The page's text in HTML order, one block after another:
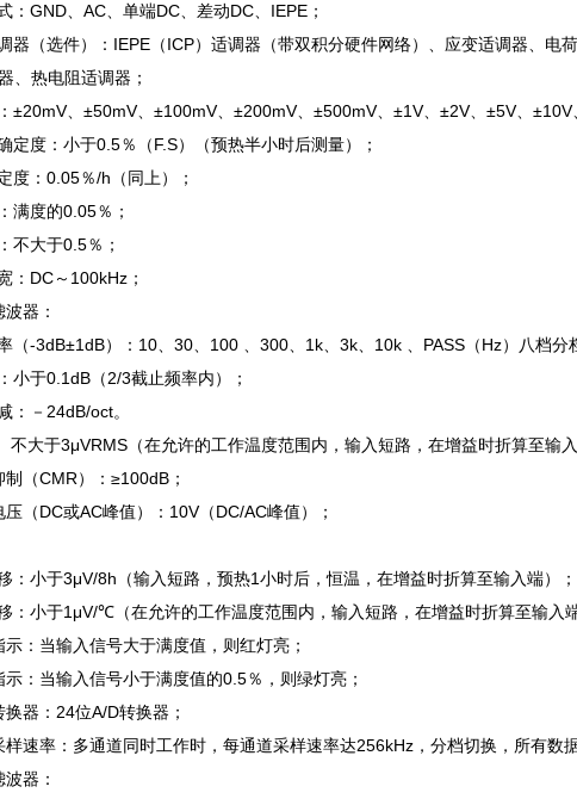
：GND、AC、单端DC、差动DC、IEPE；
器（选件）：IEPE（ICP）适调器（带双积分硬件网络）、应变适调器、电
、热电阻适调器；
±20mV、±50mV、±100mV、±200mV、±500mV、±1V、±2V、±5V、±10V
定度：小于0.5％（F.S）（预热半小时后测量）；
度：0.05％/h（同上）；
满度的0.05％；
不大于0.5％；
：DC～100kHz；
器：
（-3dB±1dB）：10、30、100 、300、1k、3k、10k 、PASS（Hz）八档分
小于0.1dB（2/3截止频率内）；
：－24dB/oct。
不大于3μVRMS（在允许的工作温度范围内，输入短路，在增益时折算至输入
（CMR）：≥100dB；
（DC或AC峰值）：10V（DC/AC峰值）；
：小于3μV/8h（输入短路，预热1小时后，恒温，在增益时折算至输入端）；
：小于1μV/℃（在允许的工作温度范围内，输入短路，在增益时折算至输入端
：当输入信号大于满度值，则红灯亮；
：当输入信号小于满度值的0.5％，则绿灯亮；
器：24位A/D转换器；
速率：多通道同时工作时，每通道采样速率达256kHz，分档切换，所有数
器：